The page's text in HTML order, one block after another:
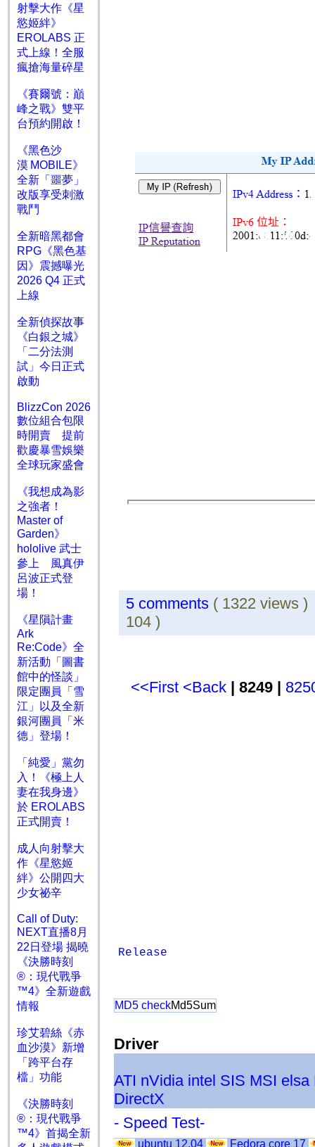
射擊大作《星
慾姬絆》
EROLABS 正
式上線！全服
瘋搶海量碎星
《賽爾號：巔
峰之戰》雙平
台預約開啟！
《黑色沙
漠 MOBILE》
全新「噩夢」
改版享受刺激
戰鬥
全新暗黑都會
RPG《黑色基
因》震撼曝光
2026 Q4 正式
上線
全新偵探故事
《白銀之城》
「二分法測
試」今日正式
啟動
BlizzCon 2026
數位組合包限
時開賣 提前
歡慶暴雪娛樂
全球玩家盛會
《我想成為影
之強者！
Master of
Garden》
hololive 武士
參上 風真伊
呂波正式登
場！
《星隕計畫
Ark
Re:Code》全
新活動「圖書
館中的怪談」
限定團員「雪
江」以及全新
銀河團員「米
德」登場！
「純愛」黨勿
入！《極上人
妻在我身邊》
於 EROLABS
正式開賣！
成人向射擊大
作《星慾姬
絆》公開四大
少女祕辛
Call of Duty:
NEXT直播8月
22日登場 揭曉
《決勝時刻
®：現代戰爭
™4》全新遊戲
情報
珍艾碧絲《赤
血沙漠》新增
「跨平台存
檔」功能
《決勝時刻
®：現代戰爭
™4》首揭全新
5 comments ( 1322
104 )
<<First <Back | 8249 |
Release
MD5 checkMd5Sum
Driver
ATI nVidia intel SIS MSI elsa
DirectX
- Speed Test-
ubuntu 12.04 Fedora core 17